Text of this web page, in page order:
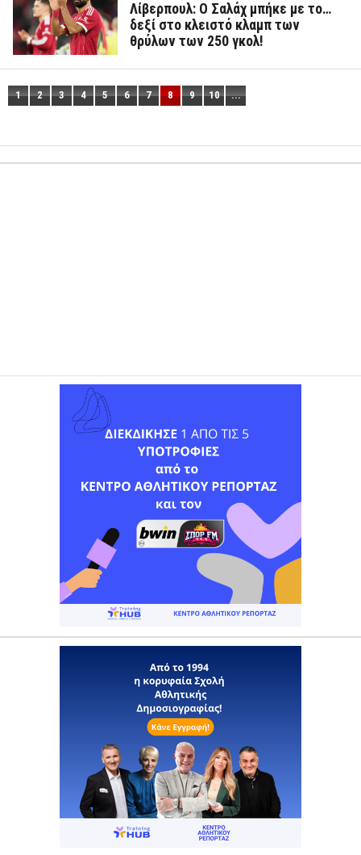
Λίβερπουλ: Ο Σαλάχ μπήκε με το…
δεξί στο κλειστό κλαμπ των
θρύλων των 250 γκολ!
1 2 3 4 5 6 7 8 9 10 ...